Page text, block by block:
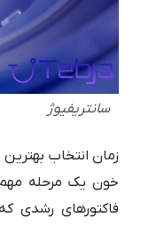
سانتریفیوژ
زمان انتخاب
فاکتورهای رشدی